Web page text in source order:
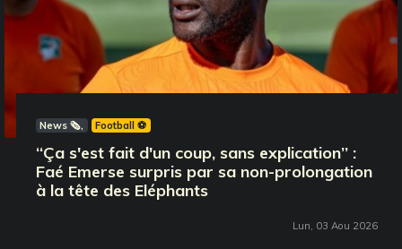
News 🗞️ Football ⚽️
‘‘Ça s'est fait d'un coup, sans explication’’ :
Faé Emerse surpris par sa non-prolongation
à la tête des Eléphants
Lun, 03 Aou 2026